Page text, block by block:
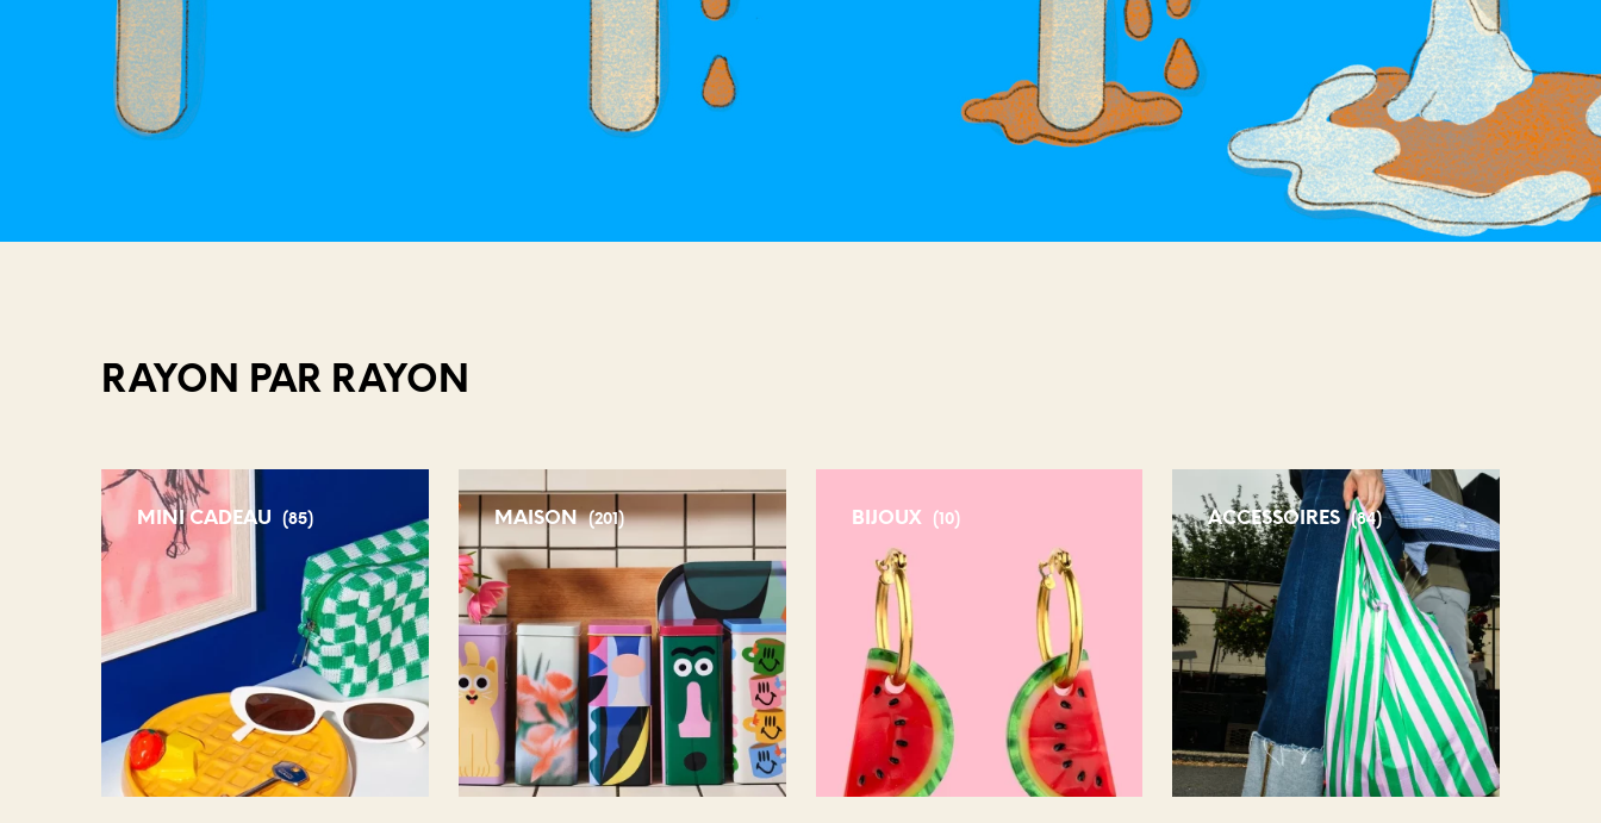
E
.
RAYON PAR RAYON
MINI CADEAU (85) MAISON (201) BIJOUX (10) ACCESSOIRES (84)